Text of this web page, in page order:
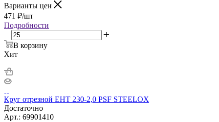
Варианты цен
471 ₽/шт
Подробности
В корзину
Хит
Круг отрезной ЕНТ 230-2,0 PSF STEELOX
Достаточно
Арт.: 69901410